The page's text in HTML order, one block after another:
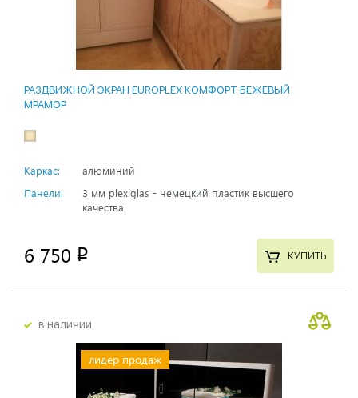
РАЗДВИЖНОЙ ЭКРАН EUROPLEX КОМФОРТ БЕЖЕВЫЙ
МРАМОР
Каркас:
алюминий
Панели:
3 мм plexiglas - немецкий пластик высшего
качества
6 750 p КУПИТЬ
в наличии
лидер продаж